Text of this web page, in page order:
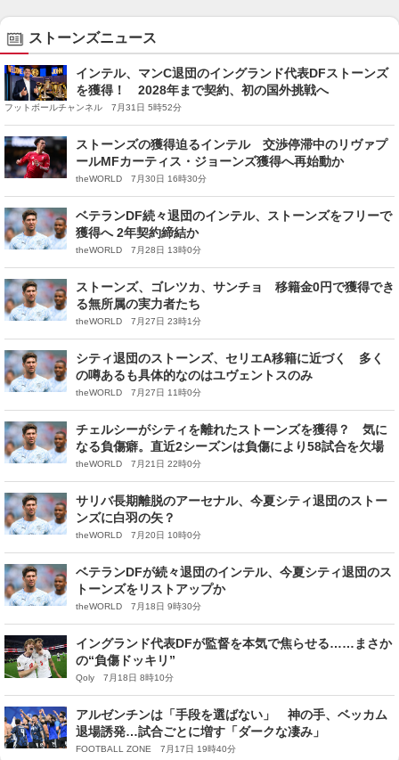
ストーンズニュース
インテル、マンC退団のイングランド代表DFストーンズ
を獲得！ 2028年まで契約、初の国外挑戦へ
フットボールチャンネル 7月31日 5時52分
ストーンズの獲得迫るインテル 交渉停滞中のリヴァプ
ールMFカーティス・ジョーンズ獲得へ再始動か
theWORLD 7月30日 16時30分
ベテランDF続々退団のインテル、ストーンズをフリーで
獲得へ 2年契約締結か
theWORLD 7月28日 13時0分
ストーンズ、ゴレツカ、サンチョ 移籍金0円で獲得でき
る無所属の実力者たち
theWORLD 7月27日 23時1分
シティ退団のストーンズ、セリエA移籍に近づく 多く
の噂あるも具体的なのはユヴェントスのみ
theWORLD 7月27日 11時0分
チェルシーがシティを離れたストーンズを獲得？ 気に
なる負傷癖。直近2シーズンは負傷により58試合を欠場
theWORLD 7月21日 22時0分
サリバ長期離脱のアーセナル、今夏シティ退団のストー
ンズに白羽の矢？
theWORLD 7月20日 10時0分
ベテランDFが続々退団のインテル、今夏シティ退団のス
トーンズをリストアップか
theWORLD 7月18日 9時30分
イングランド代表DFが監督を本気で焦らせる……まさか
の“負傷ドッキリ”
Qoly 7月18日 8時10分
アルゼンチンは「手段を選ばない」 神の手、ベッカム
退場誘発…試合ごとに増す「ダークな凄み」
FOOTBALL ZONE 7月17日 19時40分